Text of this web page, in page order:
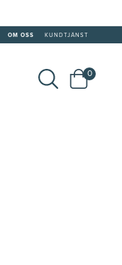
OM OSS KUNDTJÄNST
0